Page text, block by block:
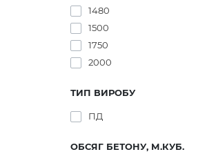
1480
1500
1750
2000
ТИП ВИРОБУ
ПД
ОБСЯГ БЕТОНУ, М.КУБ.